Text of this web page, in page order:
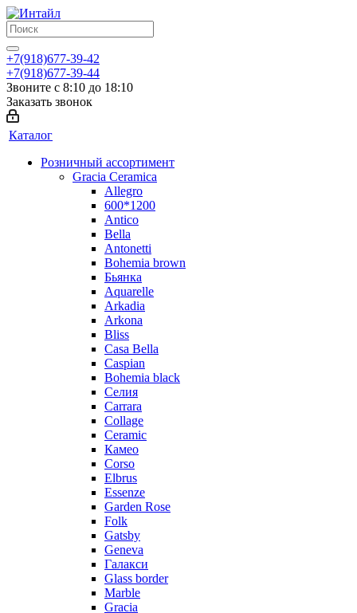
+7(918)677-39-42
+7(918)677-39-44
Звоните с 8:10 до 18:10
Заказать звонок
Каталог
Розничный ассортимент
Gracia Ceramica
Allegro
600*1200
Antico
Bella
Antonetti
Bohemia brown
Бьянка
Aquarelle
Arkadia
Arkona
Bliss
Casa Bella
Caspian
Bohemia black
Селия
Carrara
Collage
Ceramic
Камео
Corso
Elbrus
Essenze
Garden Rose
Folk
Gatsby
Geneva
Галакси
Glass border
Marble
Gracia